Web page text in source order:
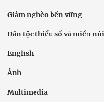
Giảm nghèo bền vững
Dân tộc thiểu số và miền núi
English
Ảnh
Multimedia